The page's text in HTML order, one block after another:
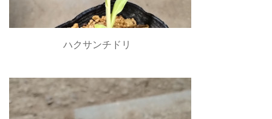
ハクサンチドリ